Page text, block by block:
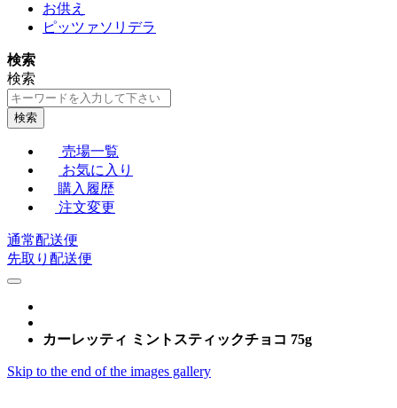
お供え
ピッツァソリデラ
検索
検索
検索
売場一覧
お気に入り
購入履歴
注文変更
通常配送便
先取り配送便
カーレッティ ミントスティックチョコ 75g
Skip to the end of the images gallery